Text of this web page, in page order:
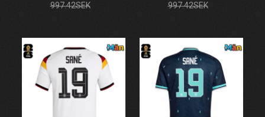
997.42SEK 997.42SEK